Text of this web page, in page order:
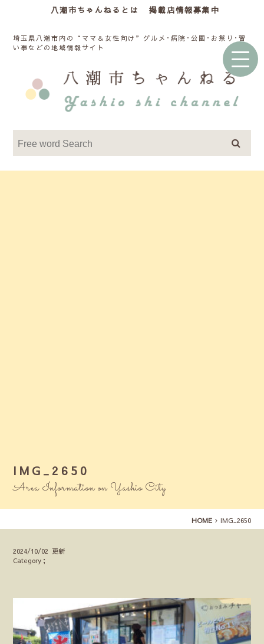
八潮市ちゃんねるとは 掲載店情報募集中
埼玉県八潮市内の“ママ＆女性向け”グルメ･病院･公園･お祭り･習
い事などの地域情報サイト
IMG_2650
Area Information on Yashio City
HOME IMG_2650
2024/10/02 更新
Category；